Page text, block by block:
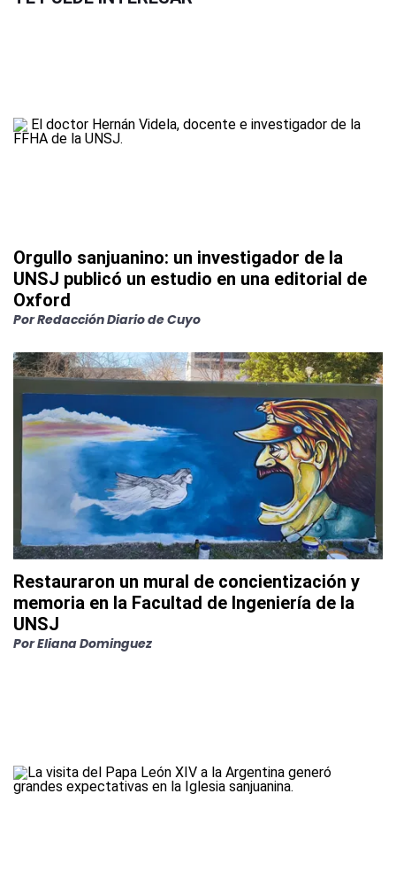
Orgullo sanjuanino: un investigador de la
UNSJ publicó un estudio en una editorial de
Oxford
PorRedacción Diario de Cuyo
Restauraron un mural de concientización y
memoria en la Facultad de Ingeniería de la
UNSJ
PorEliana Dominguez